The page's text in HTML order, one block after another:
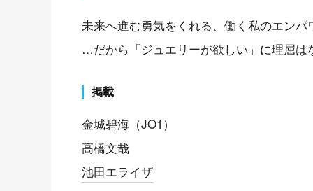
未来へ進む勇気をくれる、働く私のエンパ
…だから「ジュエリーが欲しい」に理屈は
掲載
金城碧海（JO1）
高橋文哉
池田エライザ